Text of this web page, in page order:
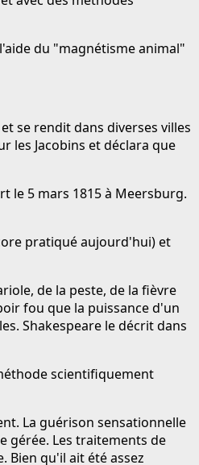
du "magnétisme animal"
se rendit dans diverses villes
les Jacobins et déclara que
le 5 mars 1815 à Meersburg.
pratiqué aujourd'hui) et
de la peste, de la fièvre
fou que la puissance d'un
Shakespeare le décrit dans
scientifiquement
La guérison sensationnelle
gérée. Les traitements de
Bien qu'il ait été assez